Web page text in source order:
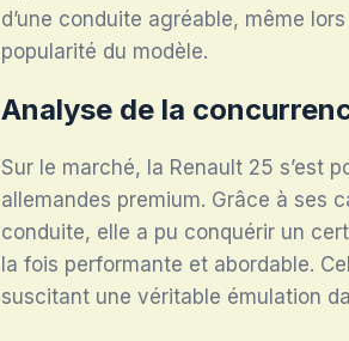
d’une conduite agréable, même
popularité du modèle.
Analyse de la
Sur le marché, la Renault 25 s’est
allemandes premium. Grâce à ses
conduite, elle a pu conquérir un
la fois performante et abordable.
suscitant une véritable émulation